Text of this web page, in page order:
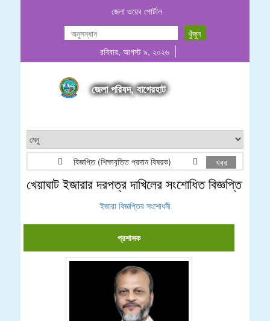
জেলা ওয়েব পোর্টাল
রবিবার, আগস্ট ৯, ২০২৬
জেলা পরিষদ, বাগেরহাট
বিজ্ঞপ্তি (শিক্ষাবৃত্তি প্রদান বিষয়ক) ২০২৬-২০২৭ অর্থবছরের
খবর
খেয়াঘাট ইজারার দরপত্র দাখিলের সংশোধিত বিজ্ঞপ্তি
ইজারা বিজ্ঞপ্তির সংশোধনী
প্রশাসক